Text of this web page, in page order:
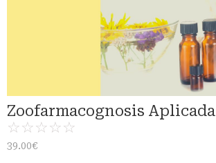
Zoofarmacognosis Aplicada
☆☆☆☆☆
39.00€